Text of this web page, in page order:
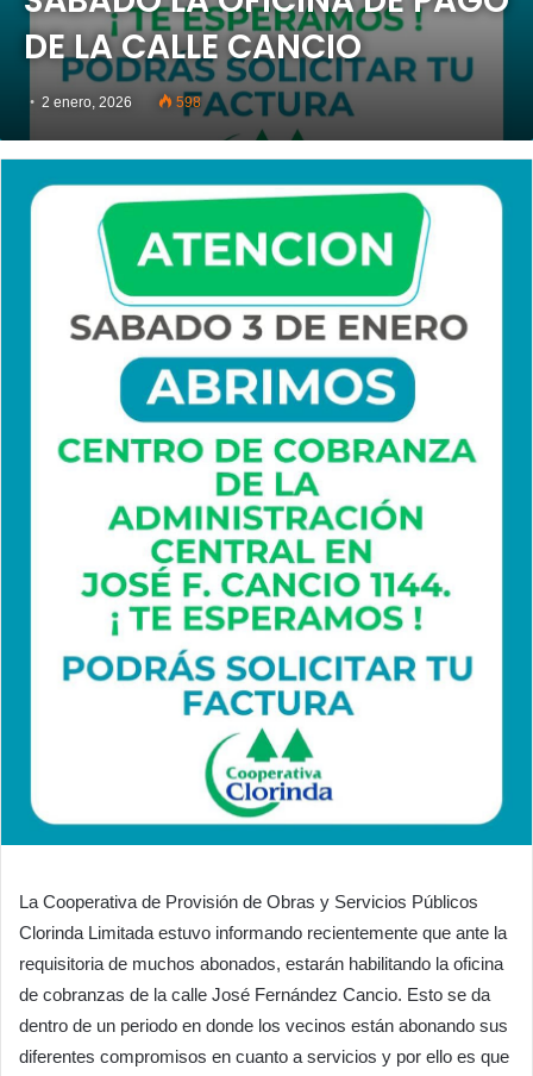
DE LA CALLE CANCIO
2 enero, 2026 598
La Cooperativa de Provisión de Obras y Servicios Públicos
Clorinda Limitada estuvo informando recientemente que ante la
requisitoria de muchos abonados, estarán habilitando la oficina
de cobranzas de la calle José Fernández Cancio. Esto se da
dentro de un periodo en donde los vecinos están abonando sus
diferentes compromisos en cuanto a servicios y por ello es que